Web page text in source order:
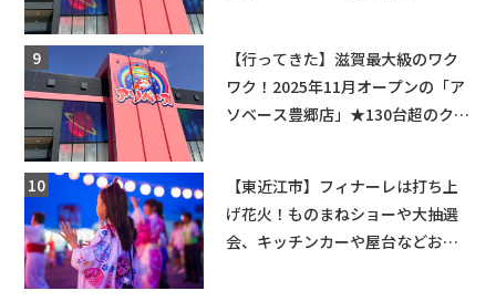
【行ってきた】滋賀最大級のワク
ワク！2025年11月オープンの「ア
ソベース豊郷店」★130台超のクレ
【東近江市】フィナーレは打ち上
げ花火！ものまねショーや大抽選
会、キッチンカーや屋台などお楽